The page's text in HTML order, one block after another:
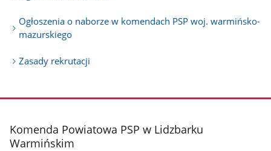
Ogłoszenia o naborze w komendach PSP woj. warmińsko-
mazurskiego
Zasady rekrutacji
stopka
Komenda Powiatowa PSP w Lidzbarku
Warmińskim